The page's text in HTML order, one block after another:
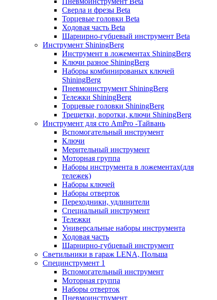
Сверла и фрезы Beta
Торцевые головки Beta
Ходовая часть Beta
Шарнирно-губцевый инструмент Beta
Инструмент ShiningBerg
Инструмент в ложементах ShiningBerg
Ключи разное ShiningBerg
Наборы комбинированых ключей
ShiningBerg
Пневмоинструмент ShiningBerg
Тележки ShiningBerg
Торцевые головки ShiningBerg
Трещетки, воротки, ключи ShiningBerg
Инструмент для сто AmPro -Тайвань
Вспомогательный инструмент
Ключи
Мерительный инструмент
Моторная группа
Наборы инструмента в ложементах(для
тележек)
Наборы ключей
Наборы отверток
Переходники, удлинители
Специальный инструмент
Тележки
Универсальные наборы инструмента
Ходовая часть
Шарнирно-губцевый инструмент
Светильники в гараж LENA, Польша
Специнструмент 1
Вспомогательный инструмент
Моторная группа
Наборы отверток
Пневмоинструмент